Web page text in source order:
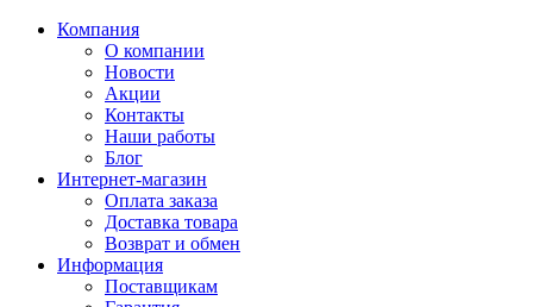
Компания
О компании
Новости
Акции
Контакты
Наши работы
Блог
Интернет-магазин
Оплата заказа
Доставка товара
Возврат и обмен
Информация
Поставщикам